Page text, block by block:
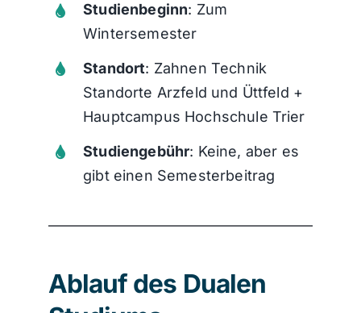
Studienbeginn: Zum
Wintersemester
Standort: Zahnen Technik
Standorte Arzfeld und Üttfeld +
Hauptcampus Hochschule Trier
Studiengebühr: Keine, aber es
gibt einen Semesterbeitrag
Ablauf des Dualen